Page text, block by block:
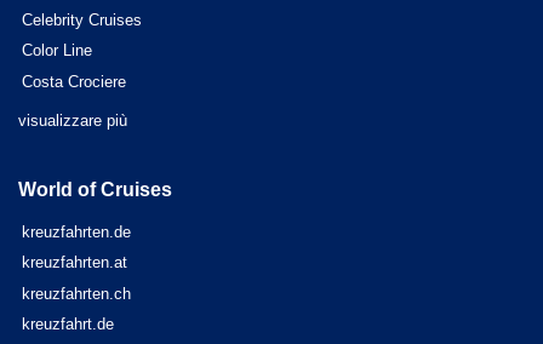
Celebrity Cruises
Color Line
Costa Crociere
visualizzare più
World of Cruises
kreuzfahrten.de
kreuzfahrten.at
kreuzfahrten.ch
kreuzfahrt.de